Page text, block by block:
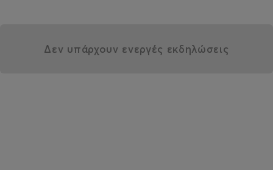
Δεν υπάρχουν ενεργές εκδηλώσεις